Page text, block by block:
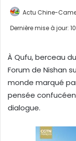
Actu Chine-
Dernière mise à jour:
À Qufu, berceau
Forum de Nishan
monde marqué
pensée
dialogue.